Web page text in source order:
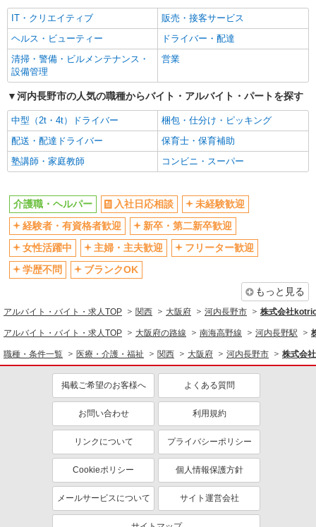
経験者・有資格者歓迎
新卒・第二新卒歓迎
女性活躍中
主婦・主夫歓迎
フリーター歓迎
学歴不問
ブランクOK
エルダー（50代～）活躍中
シニア（60代～）活躍中
高収入・高額
ボーナス・賞与あり
昇給あり
完全週休2日制
フルタイム歓迎
禁煙・分煙
駅直結・駅チカ
車通勤OK
残業少なめ（月20h未満）
交通費支給
社会保険あり
産休・育休取得実績あり
退職金・財形貯蓄制度あり
各種手当（家族・役職・インセン
資格取得支援制度あり
同じ職種から求人を探す
医療・介護・福祉
介護職・ヘルパー
同じ特徴から求人を探す
未経験歓迎
ミドル（40代～）活躍中
ボーナス・賞与あり
車通勤OK
社会保険あり
産休・育休取得実績あり
IT・クリエイティブ
販売・接客サービス
ヘルス・ビューティー
ドライバー・配達
清掃・警備・ビルメンテナンス・
設備管理
営業
河内長野市の人気の職種からバイト・アルバイト・パートを探す
中型（2t・4t）ドライバー
梱包・仕分け・ピッキング
配送・配達ドライバー
保育士・保育補助
塾講師・家庭教師
コンビニ・スーパー
介護職・ヘルパー 入社日応相談
未経験歓迎
経験者・有資格者歓迎
新卒・第二新卒歓迎
女性活躍中
主婦・主夫歓迎
フリーター歓迎
学歴不問
ブランクOK
もっと見る
アルバイト・バイト・求人TOP 関西 大阪府 河内長野市 株式会社
アルバイト・バイト・求人TOP 大阪府の路線 南海高野線 河内長野駅
職種・条件一覧 医療・介護・福祉 関西 大阪府 河内長野市 株式会
掲載ご希望のお客様へ よくある質問
お問い合わせ 利用規約
リンクについて プライバシーポリシー
Cookieポリシー 個人情報保護方針
メールサービスについて サイト運営会社